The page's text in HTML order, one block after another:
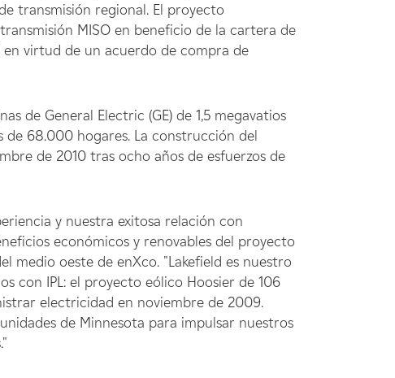
transmisión regional. El proyecto
MISO en beneficio de la cartera de
en virtud de un acuerdo de compra de
de General Electric (GE) de 1,5 megavatios
68.000 hogares. La construcción del
de 2010 tras ocho años de esfuerzos de
y nuestra exitosa relación con
económicos y renovables del proyecto
medio oeste de enXco. "Lakefield es nuestro
con IPL: el proyecto eólico Hoosier de 106
electricidad en noviembre de 2009.
de Minnesota para impulsar nuestros